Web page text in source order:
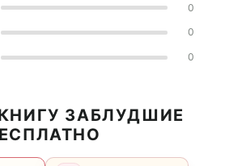
0
0
0
ЗАБЛУДШИЕ